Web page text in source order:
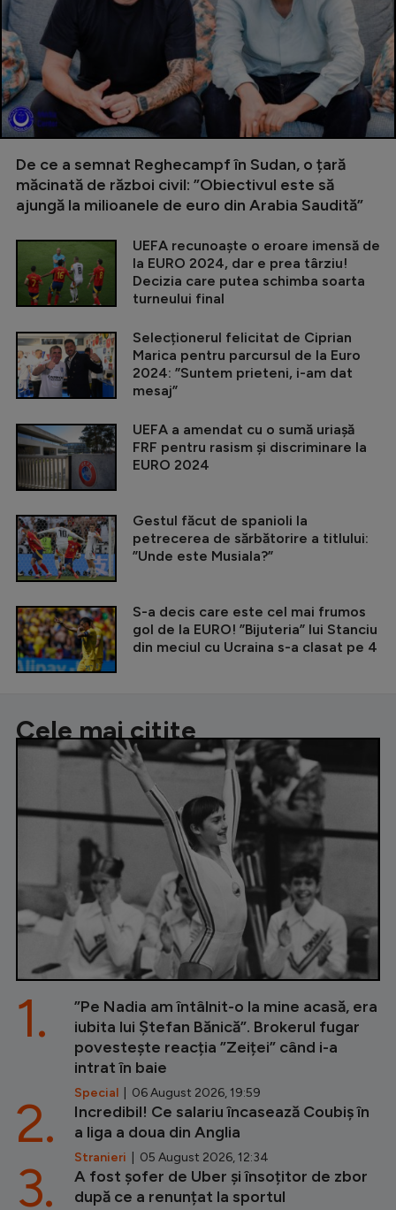
De ce a semnat Reghecampf în Sudan, o țară
măcinată de război civil: ”Obiectivul este să
ajungă la milioanele de euro din Arabia Saudită”
UEFA recunoaște o eroare imensă de
la EURO 2024, dar e prea târziu!
Decizia care putea schimba soarta
turneului final
Selecționerul felicitat de Ciprian
Marica pentru parcursul de la Euro
2024: ”Suntem prieteni, i-am dat
mesaj”
UEFA a amendat cu o sumă uriașă
FRF pentru rasism și discriminare la
EURO 2024
Gestul făcut de spanioli la
petrecerea de sărbătorire a titlului:
”Unde este Musiala?”
S-a decis care este cel mai frumos
gol de la EURO! ”Bijuteria” lui Stanciu
din meciul cu Ucraina s-a clasat pe 4
Cele mai citite
”Pe Nadia am întâlnit-o la mine acasă, era
iubita lui Ștefan Bănică”. Brokerul fugar
povestește reacția ”Zeiței” când i-a
intrat în baie
Special | 06 August 2026, 19:59
1.
Incredibil! Ce salariu încasează Coubiș în
a liga a doua din Anglia
Stranieri | 05 August 2026, 12:34
2.
A fost șofer de Uber și însoțitor de zbor
după ce a renunțat la sportul
3.